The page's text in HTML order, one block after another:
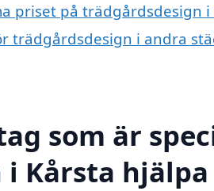
priset på trädgårdsdesign i
trädgårdsdesign i andra
som är
Kårsta